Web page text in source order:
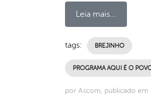
Leia mais...
tags: BREJINHO
PROGRAMA AQUI É O
por Ascom, publicado em